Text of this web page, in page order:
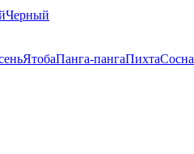
Черный
ЯтобаПанга-пангаПихтаСосна